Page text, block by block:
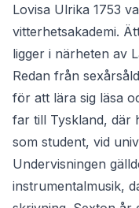
Lovisa Ulrika 1753
vitterhetsakademi.
ligger i närheten av
Redan från
för att lära sig läsa
far till Tyskland, där
som student, vid
Undervisningen
instrumentalmusik,